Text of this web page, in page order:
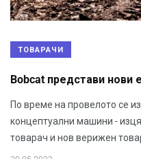
ТОВАРАЧИ
Bobcat представи нови
По време на провелото се
концептуални машини -
товарач и нов верижен